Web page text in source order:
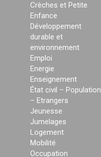
Crèches et Petite
Enfance
Développement
durable et
environnement
Emploi
Energie
Enseignement
État civil – Population
– Etrangers
Jeunesse
Jumelages
Logement
Mobilité
Occupation